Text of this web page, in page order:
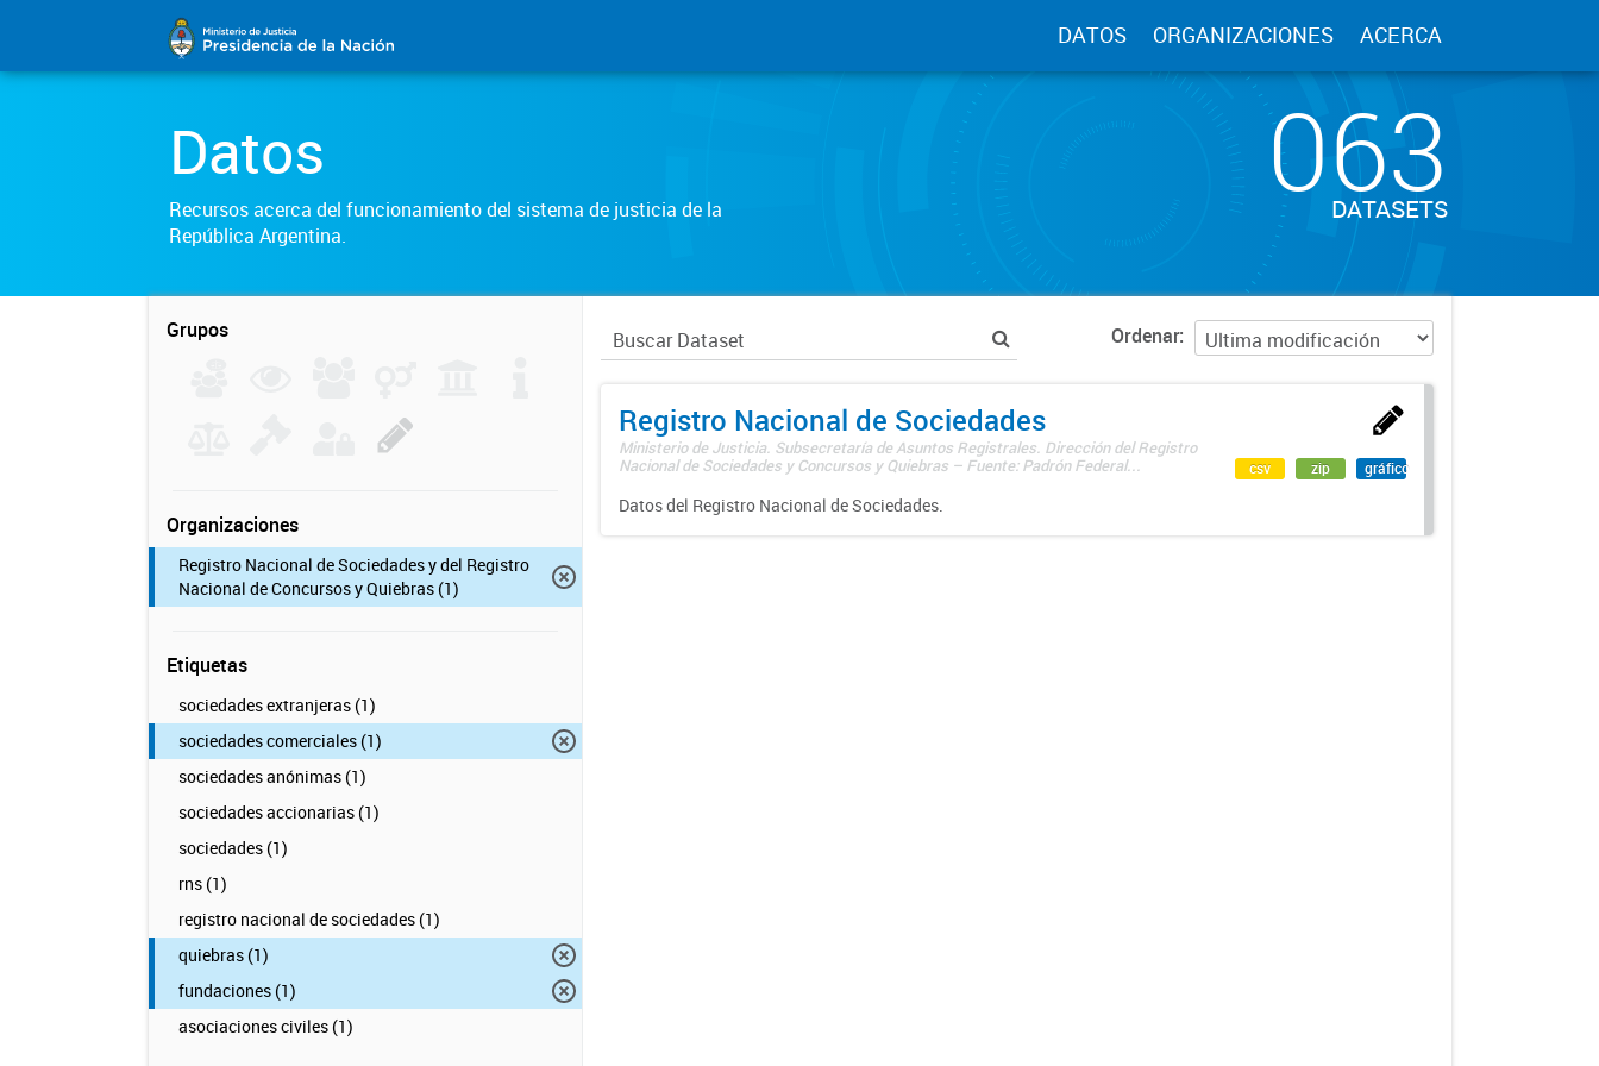
DATOS ORGANIZACIONES ACERCA
Datos
Recursos acerca del funcionamiento del sistema de justicia de la
República Argentina.
063
DATASETS
Grupos
Organizaciones
Registro Nacional de Sociedades y del Registro
Nacional de Concursos y Quiebras (1)
Etiquetas
sociedades extranjeras (1)
sociedades comerciales (1)
sociedades anónimas (1)
sociedades accionarias (1)
sociedades (1)
rns (1)
registro nacional de sociedades (1)
quiebras (1)
fundaciones (1)
asociaciones civiles (1)
Ordenar
Registro Nacional de Sociedades
Ministerio de Justicia. Subsecretaría de Asuntos Registrales. Dirección del Registro
Nacional de Sociedades y Concursos y Quiebras – Fuente: Padrón Federal...
Datos del Registro Nacional de Sociedades.
csv zip gráfico